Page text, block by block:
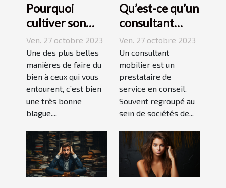
Pourquoi
cultiver son
esprit
humoristique ?
Ven. 27 octobre 2023
Une des plus belles
manières de faire du
bien à ceux qui vous
entourent, c’est bien
une très bonne
blague....
Qu’est-ce qu’un
consultant
mobilier ?
Ven. 27 octobre 2023
Un consultant
mobilier est un
prestataire de
service en conseil.
Souvent regroupé au
sein de sociétés de...